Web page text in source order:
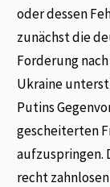
oder dessen
zunächst die
Forderung
Ukraine
Putins
gescheiterten
aufzuspringen.
recht